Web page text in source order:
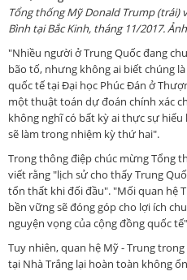
Tổng thống Mỹ Donald Trump (trái)
Bình tại Bắc Kinh, tháng 11/2017.
"Nhiều người ở Trung Quốc đang
bão tố, nhưng không ai biết chúng
quốc tế tại Đại học Phúc Đán ở
một thuật toán dự đoán chính xác
không nghĩ có bất kỳ ai thực sự
sẽ làm trong nhiệm kỳ thứ hai".
Trong thông điệp chúc mừng Tổng
viết rằng "lịch sử cho thấy Trung
tổn thất khi đối đầu". "Mối quan hệ
bền vững sẽ đóng góp cho lợi ích
nguyện vọng của cộng đồng quốc
Tuy nhiên, quan hệ Mỹ - Trung
tại Nhà Trắng lại hoàn toàn không